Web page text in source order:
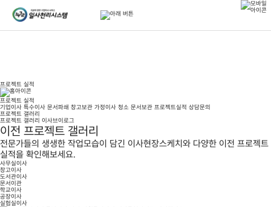
프로젝트 실적
프로젝트 실적
기업이사 특수이사 문서파쇄 창고보관 가정이사 청소 문서보관 프로젝트실적 상담문의
프로젝트 갤러리
프로젝트 갤러리 이사브이로그
이전 프로젝트 갤러리
전문가들의 생생한 작업모습이 담긴 이사현장스케치와 다양한 이전 프로젝트
실적을 확인해보세요.
사무실이사
창고이사
도서관이사
문서이관
학교이사
공장이사
실험실이사